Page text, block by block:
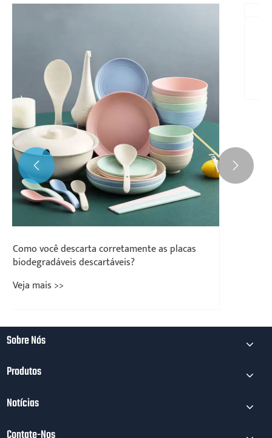
O que é o plástico de fibra de bambu e como
é feito?
Veja mais >>
 
Sobre Nós
Produtos
Notícias